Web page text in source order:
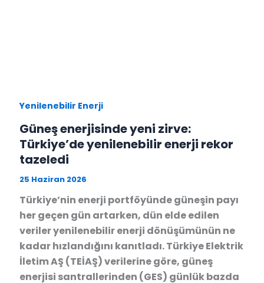
Yenilenebilir Enerji
Güneş enerjisinde yeni zirve:
Türkiye’de yenilenebilir enerji rekor
tazeledi
25 Haziran 2026
Türkiye’nin enerji portföyünde güneşin payı
her geçen gün artarken, dün elde edilen
veriler yenilenebilir enerji dönüşümünün ne
kadar hızlandığını kanıtladı. Türkiye Elektrik
İletim AŞ (TEİAŞ) verilerine göre, güneş
enerjisi santrallerinden (GES) günlük bazda